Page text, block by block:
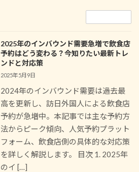
2025年のインバウンド需要急増で飲食店
予約はどう変わる？今知りたい最新トレ
ンドと対応策
2025年5月9日
2024年のインバウンド需要は過去最
高を更新し、訪日外国人による飲食店
予約が急増中。本記事では主な予約方
法からピーク傾向、人気予約プラット
フォーム、飲食店側の具体的な対応策
を詳しく解説します。 目次 1. 2025年
のイ […]